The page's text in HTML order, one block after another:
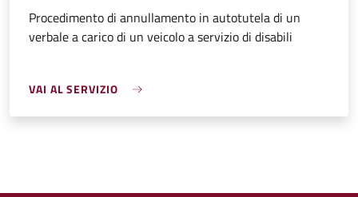
Procedimento di annullamento in autotutela di un
verbale a carico di un veicolo a servizio di disabili
VAI AL SERVIZIO